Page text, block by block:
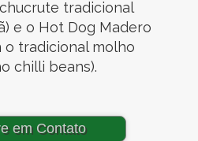
tradicional
e o Hot Dog Madero
o tradicional molho
chilli beans).
em Contato